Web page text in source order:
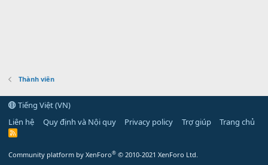
Thành viên
Tiếng Việt (VN)
Liên hệ
Quy định và Nội quy Privacy policy Trợ giúp Trang chủ
R
Community platform by XenForo® © 2010-2021 XenForo Ltd.